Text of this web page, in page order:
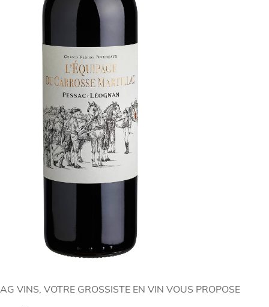
AG VINS, VOTRE GROSSISTE EN VIN VOUS PROPOSE